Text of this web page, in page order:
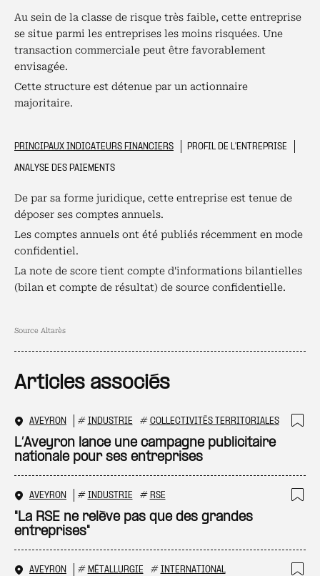
Au sein de la classe de risque très faible, cette entreprise
se situe parmi les entreprises les moins risquées. Une
transaction commerciale peut être favorablement
envisagée.
Cette structure est détenue par un actionnaire
majoritaire.
PRINCIPAUX INDICATEURS FINANCIERS
PROFIL DE L'ENTREPRISE
ANALYSE DES PAIEMENTS
De par sa forme juridique, cette entreprise est tenue de
déposer ses comptes annuels.
Les comptes annuels ont été publiés récemment en mode
confidentiel.
La note de score tient compte d'informations bilantielles
(bilan et compte de résultat) de source confidentielle.
Source Altarès
Articles associés
AVEYRON # INDUSTRIE # COLLECTIVITÉS TERRITORIALES
L’Aveyron lance une campagne publicitaire
nationale pour ses entreprises
AVEYRON # INDUSTRIE # RSE
"La RSE ne relève pas que des grandes
entreprises"
AVEYRON # MÉTALLURGIE # INTERNATIONAL